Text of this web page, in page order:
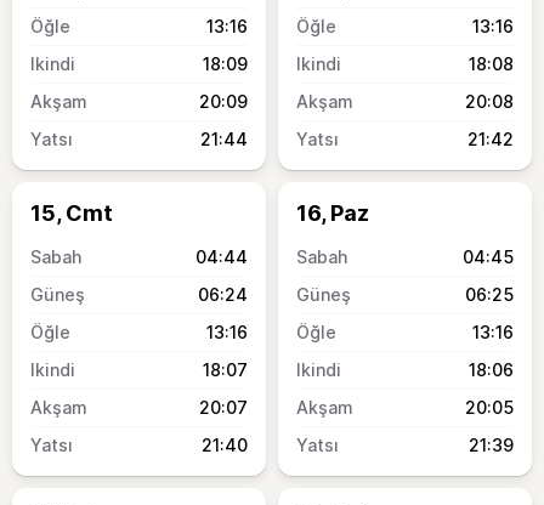
13:16
18:09
20:09
21:44
13:16
18:08
20:08
21:42
15, Cmt
04:44
06:24
13:16
18:07
20:07
21:40
16, Paz
04:45
06:25
13:16
18:06
20:05
21:39